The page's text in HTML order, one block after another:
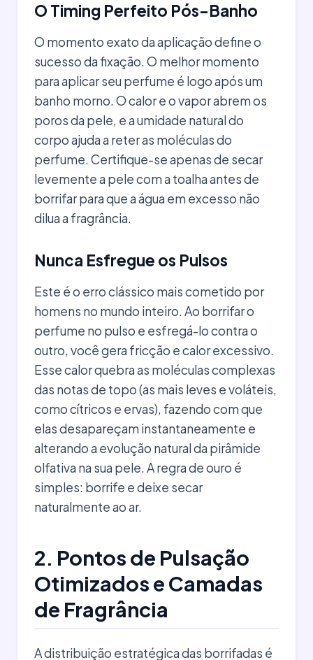
O Timing Perfeito Pós-Banho
O momento exato da aplicação define o
sucesso da fixação. O melhor momento
para aplicar seu perfume é logo após um
banho morno. O calor e o vapor abrem os
poros da pele, e a umidade natural do
corpo ajuda a reter as moléculas do
perfume. Certifique-se apenas de secar
levemente a pele com a toalha antes de
borrifar para que a água em excesso não
dilua a fragrância.
Nunca Esfregue os Pulsos
Este é o erro clássico mais cometido por
homens no mundo inteiro. Ao borrifar o
perfume no pulso e esfregá-lo contra o
outro, você gera fricção e calor excessivo.
Esse calor quebra as moléculas complexas
das notas de topo (as mais leves e voláteis,
como cítricos e ervas), fazendo com que
elas desapareçam instantaneamente e
alterando a evolução natural da pirâmide
olfativa na sua pele. A regra de ouro é
simples: borrife e deixe secar
naturalmente ao ar.
2. Pontos de Pulsação
Otimizados e Camadas
de Fragrância
A distribuição estratégica das borrifadas é